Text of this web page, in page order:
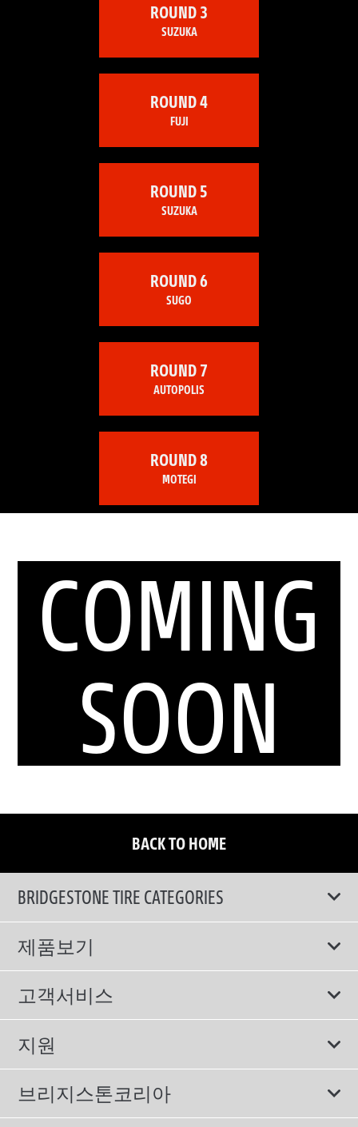
ROUND 3
SUZUKA
ROUND 4
FUJI
ROUND 5
SUZUKA
ROUND 6
SUGO
ROUND 7
AUTOPOLIS
ROUND 8
MOTEGI
COMING
SOON
BACK TO HOME
BRIDGESTONE TIRE CATEGORIES
제품보기
모두
스포츠 타이어
컴포트 타이어
친환경 타이어
SUV/RV 타이어
고객서비스
보증서비스
에너지소비효율등급제도
지원
이용약관
개인정보처리방침
브리지스톤코리아